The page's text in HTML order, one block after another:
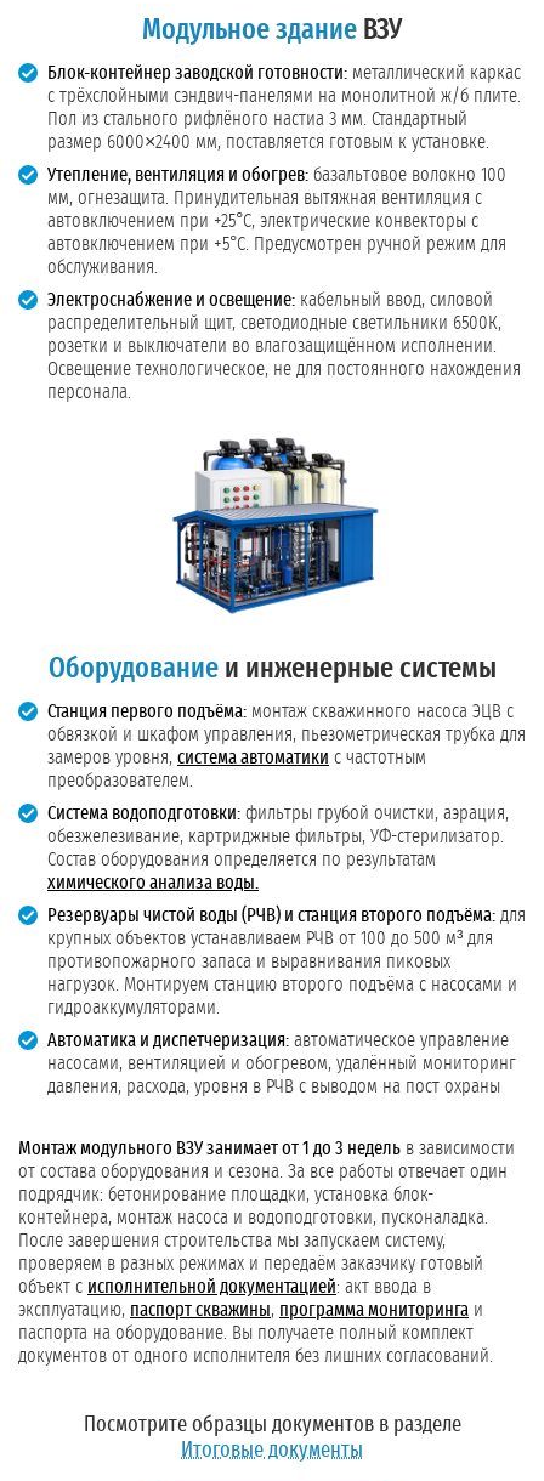
Модульное здание ВЗУ
Блок-контейнер заводской готовности: металлический каркас
с трёхслойными сэндвич-панелями на монолитной ж/б плите.
Пол из стального рифлёного настиа 3 мм. Стандартный
размер 6000×2400 мм, поставляется готовым к установке.
Утепление, вентиляция и обогрев: базальтовое волокно 100
мм, огнезащита. Принудительная вытяжная вентиляция с
автовключением при +25°C, электрические конвекторы с
автовключением при +5°C. Предусмотрен ручной режим для
обслуживания.
Электроснабжение и освещение: кабельный ввод, силовой
распределительный щит, светодиодные светильники 6500К,
розетки и выключатели во влагозащищённом исполнении.
Освещение технологическое, не для постоянного нахождения
персонала.
Оборудованиеи инженерные системы
Станция первого подъёма: монтаж скважинного насоса ЭЦВ с
обвязкой и шкафом управления, пьезометрическая трубка для
замеров уровня, система автоматики с частотным
преобразователем.
Система водоподготовки: фильтры грубой очистки, аэрация,
обезжелезивание, картриджные фильтры, УФ-стерилизатор.
Состав оборудования определяется по результатам
химического анализа воды.
Резервуары чистой воды (РЧВ) и станция второго подъёма: для
крупных объектов устанавливаем РЧВ от 100 до 500 м³ для
противопожарного запаса и выравнивания пиковых
нагрузок. Монтируем станцию второго подъёма с насосами и
гидроаккумуляторами.
Автоматика и диспетчеризация: автоматическое управление
насосами, вентиляцией и обогревом, удалённый мониторинг
давления, расхода, уровня в РЧВ с выводом на пост охраны
Монтаж модульного ВЗУ занимает от 1 до 3 недель в зависимости
от состава оборудования и сезона. За все работы отвечает один
подрядчик: бетонирование площадки, установка блок-
контейнера, монтаж насоса и водоподготовки, пусконаладка.
После завершения строительства мы запускаем систему,
проверяем в разных режимах и передаём заказчику готовый
объект с исполнительной документацией: акт ввода в
эксплуатацию, паспорт скважины, программа мониторинга и
паспорта на оборудование. Вы получаете полный комплект
документов от одного исполнителя без лишних согласований.
Посмотрите образцы документов в разделе
Итоговые документы